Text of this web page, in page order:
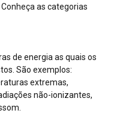
as categorias
de energia as quais os
São exemplos:
extremas,
não-ionizantes,